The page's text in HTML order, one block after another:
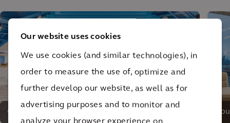
Our website uses cookies
We use cookies (and similar technologies), in
order to measure the use of, optimize and
further develop our website, as well as for
advertising purposes and to monitor and
Création d'un environnement d'entreprise unique et